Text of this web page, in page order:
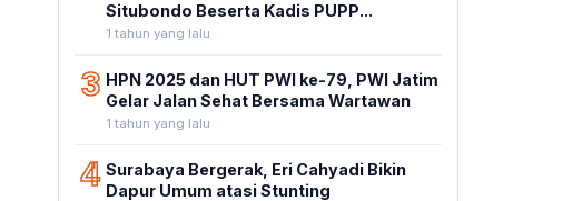
Situbondo Beserta Kadis PUPP...
1 tahun yang lalu
3 HPN 2025 dan HUT PWI ke-79, PWI Jatim
Gelar Jalan Sehat Bersama Wartawan
1 tahun yang lalu
4 Surabaya Bergerak, Eri Cahyadi Bikin
Dapur Umum atasi Stunting